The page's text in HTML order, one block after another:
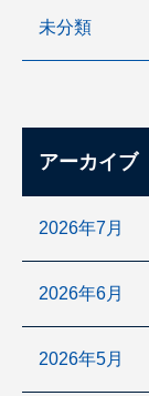
未分類
アーカイブ
2026年7月
2026年6月
2026年5月